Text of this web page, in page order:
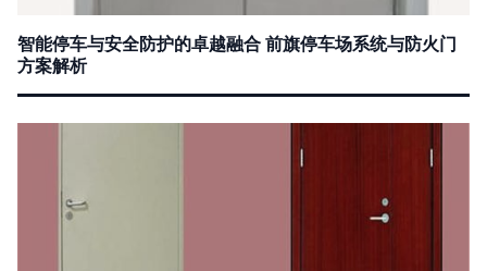
智能停车与安全防护的卓越融合 前旗停车场系统与防火门
方案解析